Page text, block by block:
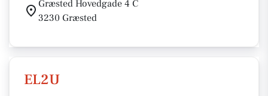
Græsted Hovedgade 4 C
3230 Græsted
EL2U